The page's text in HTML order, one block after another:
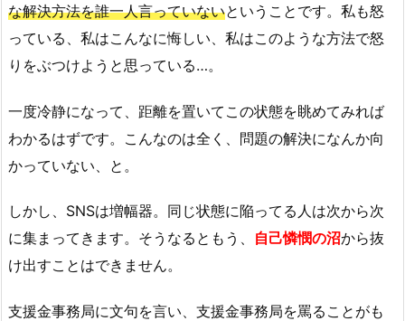
な解決方法を誰一人言っていないということです。私も怒
っている、私はこんなに悔しい、私はこのような方法で怒
りをぶつけようと思っている…。
一度冷静になって、距離を置いてこの状態を眺めてみれば
わかるはずです。こんなのは全く、問題の解決になんか向
かっていない、と。
しかし、SNSは増幅器。同じ状態に陥ってる人は次から次
に集まってきます。そうなるともう、 自己憐憫の沼から抜
け出すことはできません。
支援金事務局に文句を言い、支援金事務局を罵ることがも